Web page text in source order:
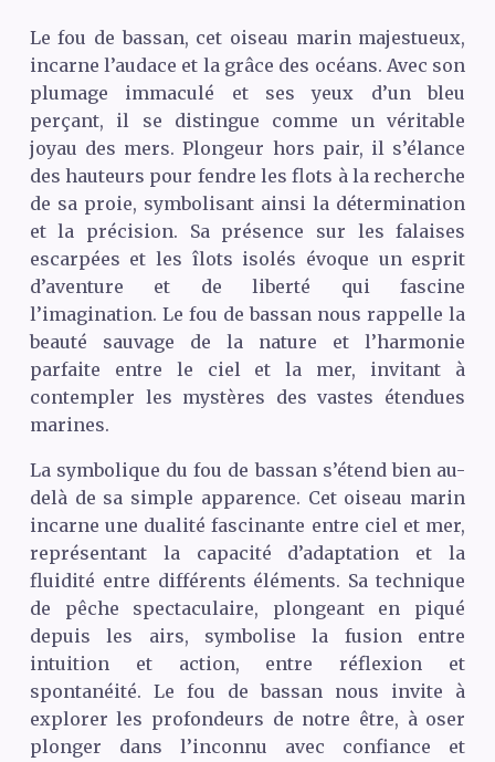
Le fou de bassan, cet oiseau marin majestueux,
incarne l’audace et la grâce des océans. Avec son
plumage immaculé et ses yeux d’un bleu
perçant, il se distingue comme un véritable
joyau des mers. Plongeur hors pair, il s’élance
des hauteurs pour fendre les flots à la recherche
de sa proie, symbolisant ainsi la détermination
et la précision. Sa présence sur les falaises
escarpées et les îlots isolés évoque un esprit
d’aventure et de liberté qui fascine
l’imagination. Le fou de bassan nous rappelle la
beauté sauvage de la nature et l’harmonie
parfaite entre le ciel et la mer, invitant à
contempler les mystères des vastes étendues
marines.
La symbolique du fou de bassan s’étend bien au-
delà de sa simple apparence. Cet oiseau marin
incarne une dualité fascinante entre ciel et mer,
représentant la capacité d’adaptation et la
fluidité entre différents éléments. Sa technique
de pêche spectaculaire, plongeant en piqué
depuis les airs, symbolise la fusion entre
intuition et action, entre réflexion et
spontanéité. Le fou de bassan nous invite à
explorer les profondeurs de notre être, à oser
plonger dans l’inconnu avec confiance et